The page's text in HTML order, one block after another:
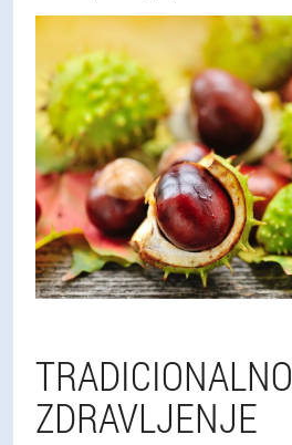
TRADICIONALNO
ZDRAVLJENJE